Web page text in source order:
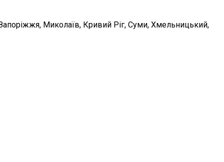
Миколаїв, Кривий Ріг, Суми, Хмельницький,